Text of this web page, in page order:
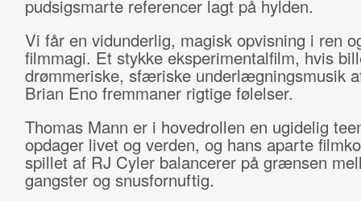
pudsigsmarte referencer lagt på hylden.
Vi får en vidunderlig, magisk opvisning i ren
filmmagi. Et stykke eksperimentalfilm, hvis
drømmeriske, sfæriske underlægningsmusik
Brian Eno fremmaner rigtige følelser.
Thomas Mann er i hovedrollen en ugidelig
opdager livet og verden, og hans aparte
spillet af RJ Cyler balancerer på grænsen
gangster og snusfornuftig.